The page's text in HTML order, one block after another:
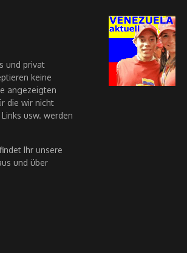
und privat
keine
angezeigten
die wir nicht
usw. werden
findet Ihr unsere
und über